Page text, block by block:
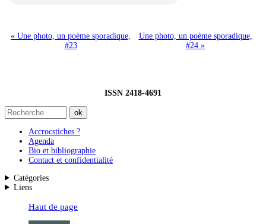
« Une photo, un poème sporadique,
#23
Une photo, un poème sporadique,
#24 »
ISSN 2418-4691
Accrocstiches ?
Agenda
Bio et bibliographie
Contact et confidentialité
Catégories
Liens
Haut de page